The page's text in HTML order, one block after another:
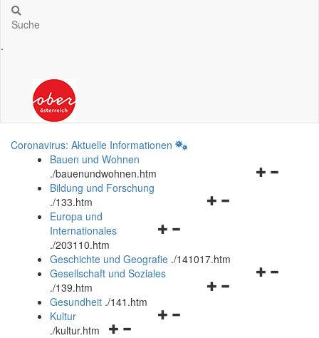
Suche
.
Coronavirus: Aktuelle Informationen
Bauen und Wohnen
./bauenundwohnen.htm
Navigationsmenü
Bildung und Forschung
./133.htm
Navigationsmenü
und
schließen
Europa und
Internationales
./203110.htm
Geschichte und Geografie ./141017.htm
Navigationsmenü
Gesellschaft und Soziales
./139.htm
Navigationsmenü
Gesundheit ./141.htm
Navigationsmenü
Kultur
./kultur.htm